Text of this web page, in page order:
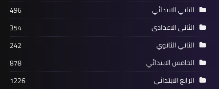
الثاني الابتدائي
496
الثاني الاعدادي
354
الثاني الثانوي
242
الخامس الابتدائي
878
الرابع الابتدائي
1226